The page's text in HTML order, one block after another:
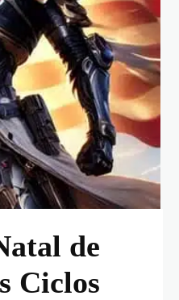
de
Ciclos